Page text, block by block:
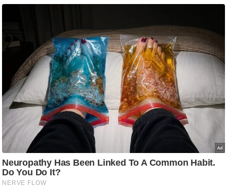
w
इ
स्टा
इ
ल
क्नॉ
ब्यू
टी